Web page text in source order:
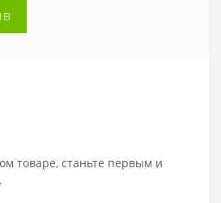
товаре, станьте первым и